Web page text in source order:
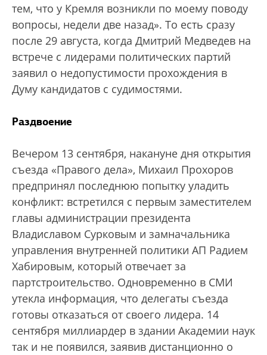
тем, что у Кремля возникли по моему поводу
вопросы, недели две назад». То есть сразу
после 29 августа, когда Дмитрий Медведев на
встрече с лидерами политических партий
заявил о недопустимости прохождения в
Думу кандидатов с судимостями.
Раздвоение
Вечером 13 сентября, накануне дня открытия
съезда «Правого дела», Михаил Прохоров
предпринял последнюю попытку уладить
конфликт: встретился с первым заместителем
главы администрации президента
Владиславом Сурковым и замначальника
управления внутренней политики АП Радием
Хабировым, который отвечает за
партстроительство. Одновременно в СМИ
утекла информация, что делегаты съезда
готовы отказаться от своего лидера. 14
сентября миллиардер в здании Академии наук
так и не появился, заявив дистанционно о